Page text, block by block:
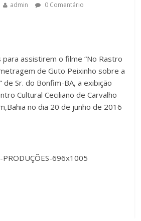
admin 0 Comentário
assistirem o filme “No Rastro
de Guto Peixinho sobre a
de Sr. do Bonfim-BA, a exibição
Cultural Ceciliano de Carvalho
no dia 20 de junho de 2016